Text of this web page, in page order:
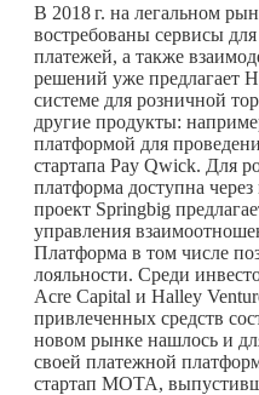
В 2018 г. на легальном
востребованы сервисы
платежей, а также
решений уже предлагает
системе для розничной
другие продукты:
платформой для
стартапа Pay Qwick. Для
платформа доступна
проект Springbig
управления
Платформа в том числе
лояльности. Среди
Acre Capital и Halley
привлеченных средств
новом рынке нашлось и
своей платежной
стартап MOTA,